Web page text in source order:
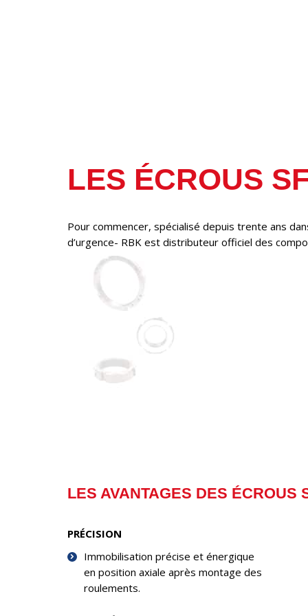
LES ÉCROUS
Pour commencer, spécialisé depuis trente ans
d’urgence- RBK est distributeur officiel des
LES AVANTAGES DES ÉCROUS
PRÉCISION
Immobilisation précise et énergique
en position axiale après montage des
roulements.